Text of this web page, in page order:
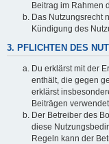
Beitrag im Rahmen
Das Nutzungsrecht
Kündigung des
3. PFLICHTEN DES
Du erklärst mit der
enthält, die gegen
erklärst
Beiträgen
Der Betreiber des
diese
Regeln kann der